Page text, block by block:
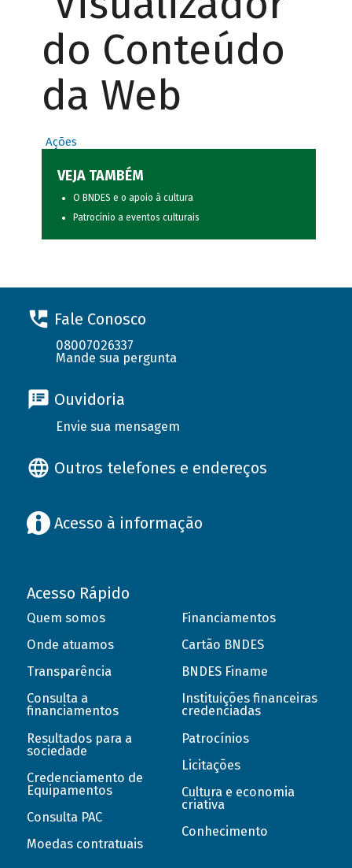
do Conteúdo
da Web
Ações
VEJA TAMBÉM
O BNDES e o apoio à cultura
Patrocínio a eventos culturais
Fale Conosco
08007026337
Mande sua pergunta
Ouvidoria
Envie sua mensagem
Outros telefones e endereços
Acesso à informação
Acesso Rápido
Quem somos
Onde atuamos
Transparência
Consulta a
financiamentos
Resultados para a
sociedade
Credenciamento de
Equipamentos
Consulta PAC
Moedas contratuais
Financiamentos
Cartão BNDES
BNDES Finame
Instituições financeiras
credenciadas
Patrocínios
Licitações
Cultura e economia
criativa
Conhecimento